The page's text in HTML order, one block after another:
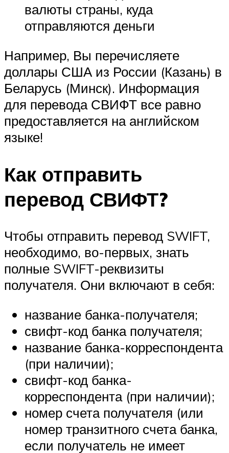
валюты страны, куда
отправляются деньги
Например, Вы перечисляете
доллары США из России (Казань) в
Беларусь (Минск). Информация
для перевода СВИФТ все равно
предоставляется на английском
языке!
Как отправить
перевод СВИФТ?
Чтобы отправить перевод SWIFT,
необходимо, во-первых, знать
полные SWIFT-реквизиты
получателя. Они включают в себя:
название банка-получателя;
свифт-код банка получателя;
название банка-корреспондента
(при наличии);
свифт-код банка-
корреспондента (при наличии);
номер счета получателя (или
номер транзитного счета банка,
если получатель не имеет